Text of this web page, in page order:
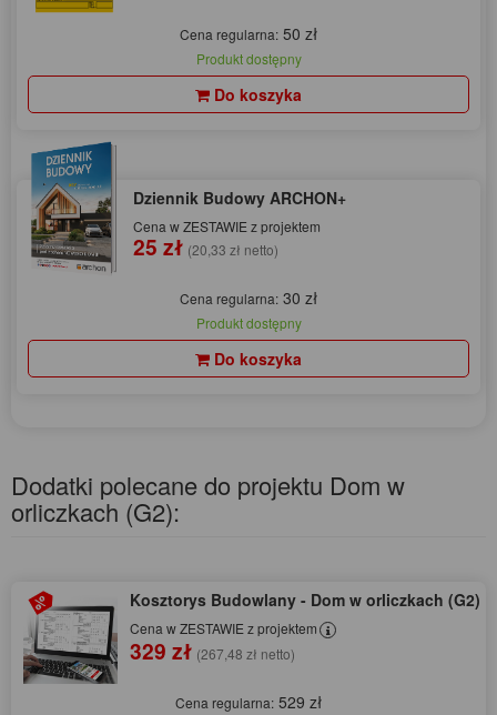
Cena regularna: 50 zł
Produkt dostępny
Do koszyka
Dziennik Budowy ARCHON+
Cena w ZESTAWIE z projektem
25 zł (20,33 zł netto)
Cena regularna: 30 zł
Produkt dostępny
Do koszyka
Dodatki polecane do projektu Dom w
orliczkach (G2):
Kosztorys Budowlany - Dom w orliczkach (G2)
Cena w ZESTAWIE z projektem
329 zł (267,48 zł netto)
Cena regularna: 529 zł